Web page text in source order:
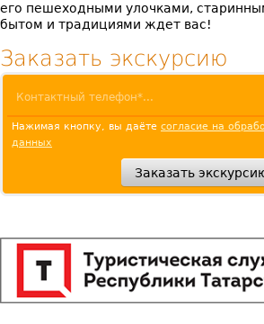
его пешеходными улочками,
бытом и традициями ждет вас!
Заказать экскурсию
Нажимая кнопку, вы даёте согласие на
данных